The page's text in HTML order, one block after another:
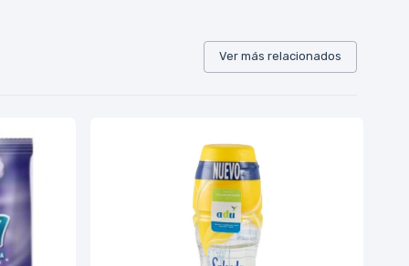
Ver más relacionados